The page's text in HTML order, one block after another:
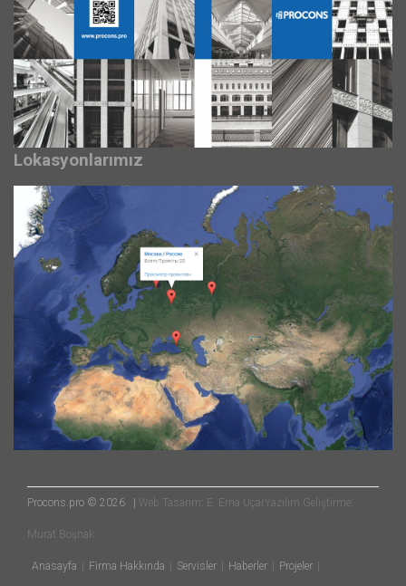
Lokasyonlarımız
Procons.pro © 2026 | Web Tasarım: E. Erna UçarYazılım Geliştirme:
Murat Boşnak
Anasayfa Firma Hakkında Servisler Haberler Projeler